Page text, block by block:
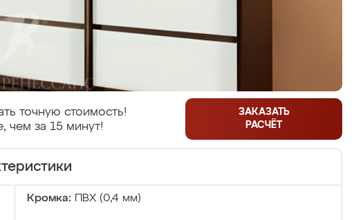
точную стоимость!
чем за 15 минут!
ЗАКАЗАТЬ
РАСЧЁТ
Кромка: ПВХ (0,4 мм)